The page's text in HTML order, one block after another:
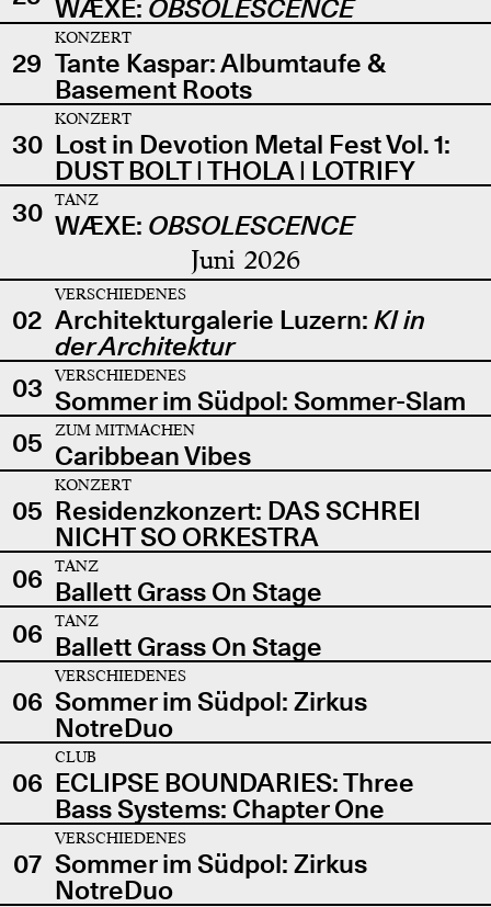
WÆXE: OBSOLESCENCE
29
KONZERT
Tante Kaspar: Albumtaufe &
Basement Roots
30
KONZERT
Lost in Devotion Metal Fest Vol. 1:
DUST BOLT | THOLA | LOTRIFY
30
TANZ
WÆXE: OBSOLESCENCE
Juni 2026
02
VERSCHIEDENES
Architekturgalerie Luzern: KI in
der Architektur
03
VERSCHIEDENES
Sommer im Südpol: Sommer-Slam
05
ZUM MITMACHEN
Caribbean Vibes
05
KONZERT
Residenzkonzert: DAS SCHREI
NICHT SO ORKESTRA
06
TANZ
Ballett Grass On Stage
06
TANZ
Ballett Grass On Stage
06
VERSCHIEDENES
Sommer im Südpol: Zirkus
NotreDuo
06
CLUB
ECLIPSE BOUNDARIES: Three
Bass Systems: Chapter One
07
VERSCHIEDENES
Sommer im Südpol: Zirkus
NotreDuo